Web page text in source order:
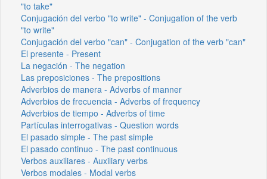
"to take"
Conjugación del verbo "to write" - Conjugation of the verb
"to write"
Conjugación del verbo "can" - Conjugation of the verb "can"
El presente - Present
La negación - The negation
Las preposiciones - The prepositions
Adverbios de manera - Adverbs of manner
Adverbios de frecuencia - Adverbs of frequency
Adverbios de tiempo - Adverbs of time
Partículas interrogativas - Question words
El pasado simple - The past simple
El pasado continuo - The past continuous
Verbos auxiliares - Auxiliary verbs
Verbos modales - Modal verbs